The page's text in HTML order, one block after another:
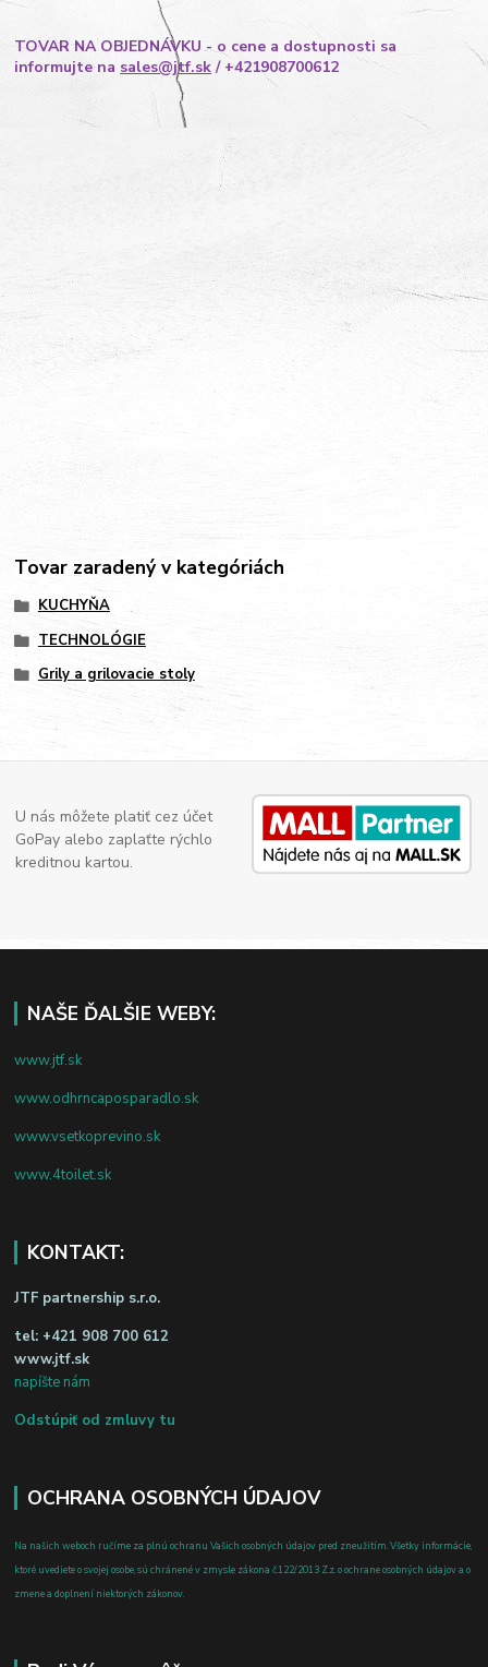
TOVAR NA OBJEDNÁVKU - o cene a dostupnosti sa
informujte na sales@jtf.sk / +421908700612
Tovar zaradený v kategóriách
KUCHYŇA
TECHNOLÓGIE
Grily a grilovacie stoly
U nás môžete platiť cez účet
GoPay alebo zaplaťte rýchlo
kreditnou kartou.
NAŠE ĎALŠIE WEBY:
www.jtf.sk
www.odhrncaposparadlo.sk
www.vsetkoprevino.sk
www.4toilet.sk
KONTAKT:
JTF partnership s.r.o.
tel: +421 908 700 612
www.jtf.sk
napíšte nám
Odstúpiť od zmluvy tu
OCHRANA OSOBNÝCH ÚDAJOV
Na našich weboch ručíme za plnú ochranu Vašich osobných údajov pred zneužitím. Všetky informácie,
ktoré uvediete o svojej osobe, sú chránené v zmysle zákona č.122/2013 Z.z. o ochrane osobných údajov a o
zmene a doplnení niektorých zákonov.